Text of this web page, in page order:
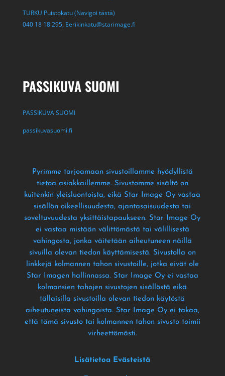
TURKU Puistokatu (Navigoi tästä)
040 18 18 295, Eerikinkatu@starimage.fi
PASSIKUVA SUOMI
PASSIKUVA SUOMI
passikuvasuomi.fi
Pyrimme tarjoamaan sivustoillamme hyödyllistä
tietoa asiakkaillemme. Sivustomme sisältö on
kuitenkin yleisluontoista, eikä Star Image Oy vastaa
sisällön oikeellisuudesta, ajantasaisuudesta tai
soveltuvuudesta yksittäistapaukseen. Star Image Oy
ei vastaa mistään välittömästä tai välillisestä
vahingosta, jonka väitetään aiheutuneen näillä
sivuilla olevan tiedon käyttämisestä. Sivustolla on
linkkejä kolmannen tahon sivustoille, jotka eivät ole
Star Imagen hallinnassa. Star Image Oy ei vastaa
kolmansien tahojen sivustojen sisällöstä eikä
tällaisilla sivustoilla olevan tiedon käytöstä
aiheutuneista vahingoista. Star Image Oy ei takaa,
että tämä sivusto tai kolmannen tahon sivusto toimii
virheettömästi.
Lisätietoa Evästeistä